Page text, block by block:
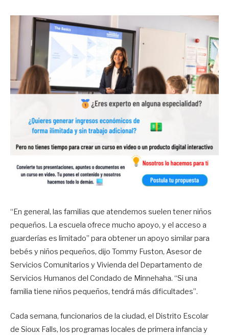
“En general, las familias que atendemos suelen tener niños
pequeños. La escuela ofrece mucho apoyo, y el acceso a
guarderías es limitado” para obtener un apoyo similar para
bebés y niños pequeños, dijo Tommy Fuston, Asesor de
Servicios Comunitarios y Vivienda del Departamento de
Servicios Humanos del Condado de Minnehaha. “Si una
familia tiene niños pequeños, tendrá más dificultades”.
Cada semana, funcionarios de la ciudad, el Distrito Escolar
de Sioux Falls, los programas locales de primera infancia y